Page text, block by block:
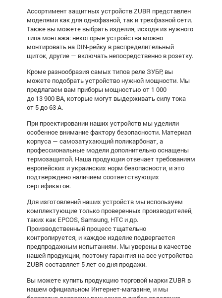
Ассортимент защитных устройств ZUBR представлен
моделями как для однофазной, так и трехфазной сети.
Также вы можете выбрать изделия, исходя из нужного
типа монтажа: некоторые устройства можно
монтировать на DIN-рейку в распределительный
щиток, другие — включать непосредственно в розетку.
Кроме разнообразия самых типов реле ЗУБР, вы
можете подобрать устройство нужной мощности. Мы
предлагаем вам приборы мощностью от 1 000
до 13 900 ВА, которые могут выдерживать силу тока
от 5 до 63 А.
При проектировании наших устройств мы уделили
особенное внимание фактору безопасности. Материал
корпуса — самозатухающий поликарбонат, а
профессиональные модели дополнительно оснащены
термозащитой. Наша продукция отвечает требованиям
европейских и украинских норм безопасности, и это
подтверждено наличием соответствующих
сертификатов.
Для изготовлений наших устройств мы используем
комплектующие только проверенных производителей,
таких как EPCOS, Samsung, HTC и др.
Производственный процесс тщательно
контролируется, и каждое изделие подвергается
предпродажным испытаниям. Мы уверены в качестве
нашей продукции, поэтому гарантия на все устройства
ZUBR составляет 5 лет со дня продажи.
Вы можете купить продукцию торговой марки ZUBR в
нашем официальном Интернет-магазине, и мы